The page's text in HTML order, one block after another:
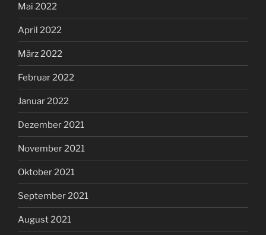
Mai 2022
April 2022
März 2022
Februar 2022
Januar 2022
Dezember 2021
November 2021
Oktober 2021
September 2021
August 2021